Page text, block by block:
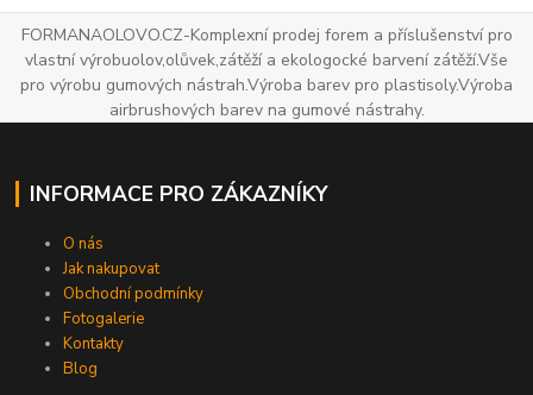
FORMANAOLOVO.CZ-Komplexní prodej forem a příslušenství pro
vlastní výrobuolov,olůvek,zátěží a ekologocké barvení zátěží.Vše
pro výrobu gumových nástrah.Výroba barev pro plastisoly.Výroba
airbrushových barev na gumové nástrahy.
INFORMACE PRO ZÁKAZNÍKY
O nás
Jak nakupovat
Obchodní podmínky
Fotogalerie
Kontakty
Blog